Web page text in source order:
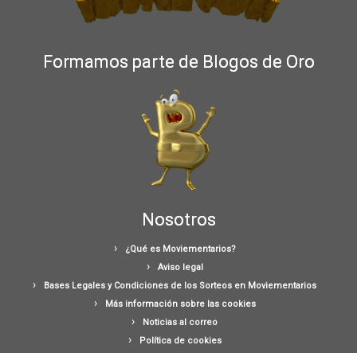
Formamos parte de Blogos de Oro
Nosotros
¿Qué es Moviementarios?
Aviso legal
Bases Legales y Condiciones de los Sorteos en Moviementarios
Más información sobre las cookies
Noticias al correo
Política de cookies